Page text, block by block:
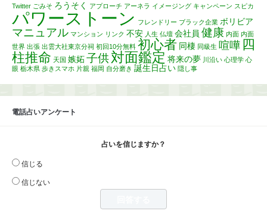
Twitter ごみそ ろうそく アプローチ アーネラ イメージング キャンペーン スピカ
パワーストーン フレンドリー ブラック企業 ボリビア
マニュアル マンション リンク 不安 人生 仏壇 会社員 健康 内面 内面
世界 出張 出雲大社東京分祠 初回10分無料 初心者 同棲 同級生 喧嘩 四
柱推命 天国 嫉妬子供対面鑑定 将来の夢 川沿い 心理学 心
眼 栃木県 歩きスマホ 片親 福岡 自分磨き 誕生日占い 隠し事
電話占いアンケート
占いを信じますか？
信じる
信じない